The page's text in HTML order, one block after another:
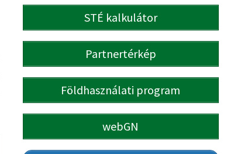
STÉ kalkulátor
Partnertérkép
Földhasználati program
webGN